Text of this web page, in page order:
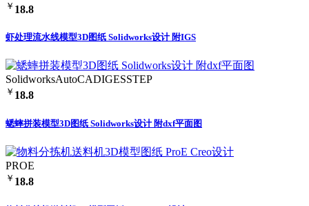
￥ 18.8
虾处理流水线模型3D图纸 Solidworks设计 附IGS
SolidworksAutoCADIGESSTEP
￥ 18.8
蟋蟀拼装模型3D图纸 Solidworks设计 附dxf平面图
PROE
￥ 18.8